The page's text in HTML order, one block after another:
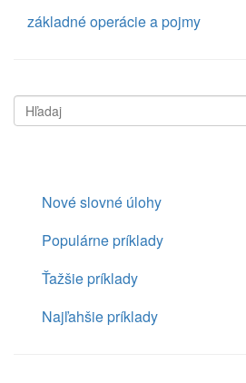
základné operácie a pojmy
Nové slovné úlohy
Populárne príklady
Ťažšie príklady
Najľahšie príklady